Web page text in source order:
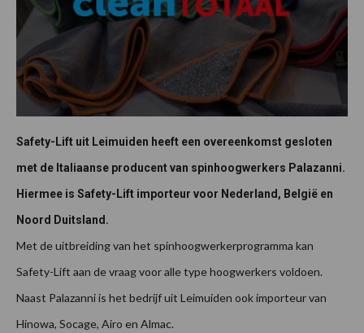
Safety-Lift uit Leimuiden heeft een overeenkomst gesloten
met de Italiaanse producent van spinhoogwerkers Palazanni.
Hiermee is Safety-Lift importeur voor Nederland, België en
Noord Duitsland.
Met de uitbreiding van het spinhoogwerkerprogramma kan
Safety-Lift aan de vraag voor alle type hoogwerkers voldoen.
Naast Palazanni is het bedrijf uit Leimuiden ook importeur van
Hinowa, Socage, Airo en Almac.